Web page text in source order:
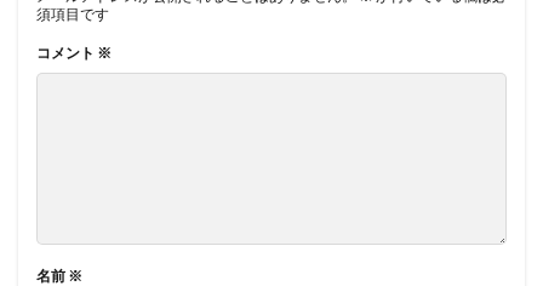
須項目です
コメント ※
名前 ※